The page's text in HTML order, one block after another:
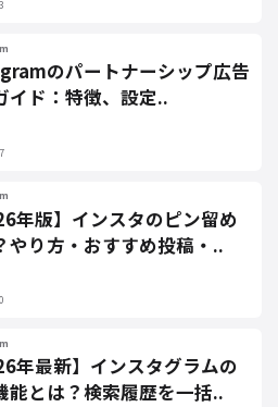
のパートナーシップ広告
イド：特徴、設定..
年版】インスタのピン留め
やり方・おすすめ投稿・..
年最新】インスタグラムの
能とは？検索履歴を一括..